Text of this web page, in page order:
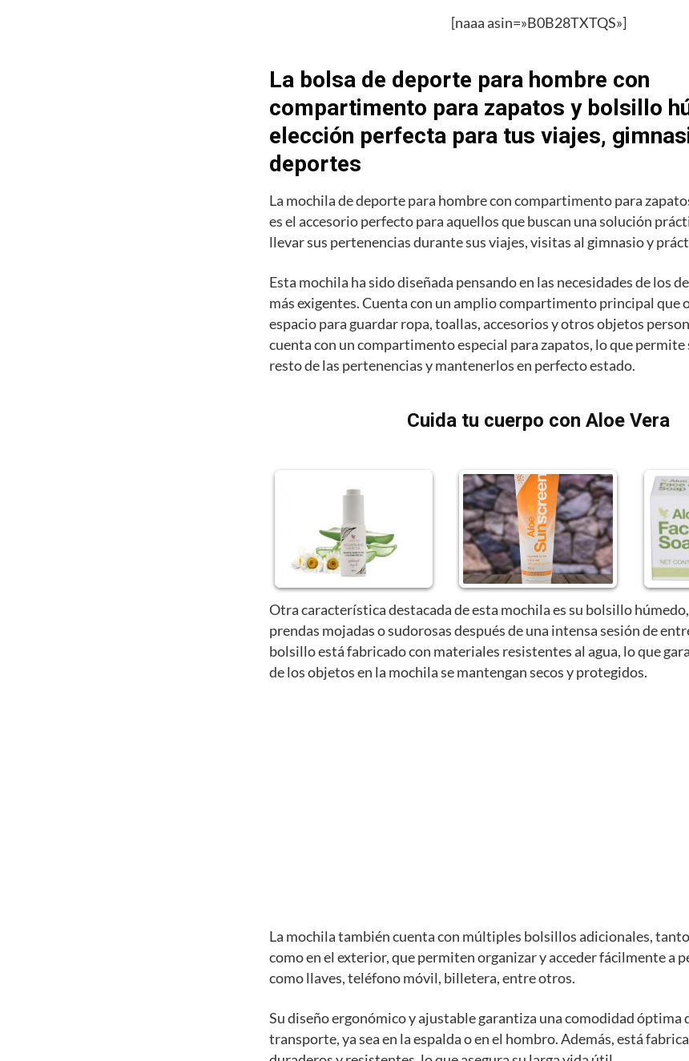
[naaa asin=»B0B28TXTQS»]
La bolsa de deporte para hombre con
compartimento para zapatos y bolsillo
elección perfecta para tus viajes,
deportes
La mochila de deporte para hombre con compartimento para
es el accesorio perfecto para aquellos que buscan una solución
llevar sus pertenencias durante sus viajes, visitas al gimnasio y
Esta mochila ha sido diseñada pensando en las necesidades de los
más exigentes. Cuenta con un amplio compartimento principal que
espacio para guardar ropa, toallas, accesorios y otros objetos
cuenta con un compartimento especial para zapatos, lo que permite
resto de las pertenencias y mantenerlos en perfecto estado.
Cuida tu cuerpo con Aloe Vera
Otra característica destacada de esta mochila es su bolsillo
prendas mojadas o sudorosas después de una intensa sesión de
bolsillo está fabricado con materiales resistentes al agua, lo que
de los objetos en la mochila se mantengan secos y protegidos.
La mochila también cuenta con múltiples bolsillos adicionales,
como en el exterior, que permiten organizar y acceder fácilmente a
como llaves, teléfono móvil, billetera, entre otros.
Su diseño ergonómico y ajustable garantiza una comodidad óptima
transporte, ya sea en la espalda o en el hombro. Además, está